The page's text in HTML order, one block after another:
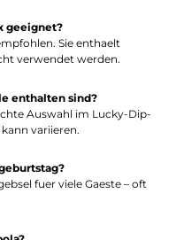
geeignet?
Sie enthaelt
verwendet werden.
enthalten sind?
Auswahl im Lucky-Dip-
variieren.
fuer viele Gaeste – oft